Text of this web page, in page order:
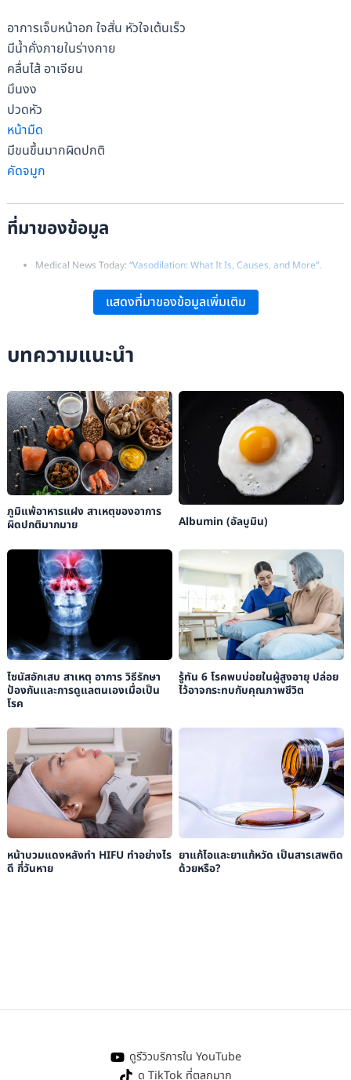
อาการเจ็บหน้าอก ใจสั่น หัวใจเต้นเร็ว
มีน้ำคั่งภายในร่างกาย
คลื่นไส้ อาเจียน
มึนงง
ปวดหัว
หน้ามืด
มีขนขึ้นมากผิดปกติ
คัดจมูก
ที่มาของข้อมูล
Medical News Today: “Vasodilation: What It Is, Causes, and More”.
“Vasodilators Side Effects, List of Names (Prescription,
แสดงที่มาของข้อมูลเพิ่มเติม
บทความแนะนำ
ภูมิแพ้อาหารแฝง สาเหตุของอาการ
ผิดปกติมากมาย
Albumin (อัลบูมิน)
ไซนัสอักเสบ สาเหตุ อาการ วิธีรักษา
ป้องกันและการดูแลตนเองเมื่อเป็น
โรค
รู้ทัน 6 โรคพบบ่อยในผู้สูงอายุ ปล่อย
ไว้อาจกระทบกับคุณภาพชีวิต
หน้าบวมแดงหลังทำ HIFU ทำอย่างไร
ดี กี่วันหาย
ยาแก้ไอและยาแก้หวัด เป็นสารเสพติด
ด้วยหรือ?
ดูรีวิวบริการใน YouTube
ดู TikTok ที่ตลกมาก